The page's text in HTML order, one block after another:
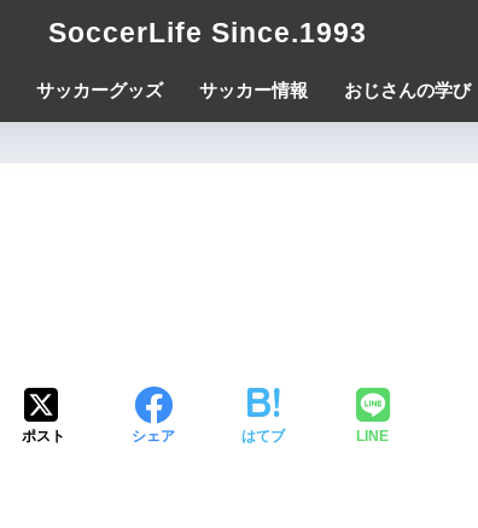
SoccerLife Since.1993
サッカーグッズ サッカー情報 おじさんの学び
ポスト シェア はてブ LINE